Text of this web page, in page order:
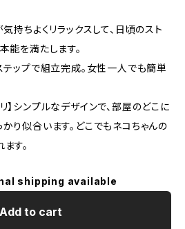
気持ちよくリラックスして、日頃のスト
能を満たします。
テップで組立完成。女性一人でも簡単
】シンプルなデザインで、部屋のどこに
り似合います。どこでもネコちゃんの
す。
shipping available
Add to cart